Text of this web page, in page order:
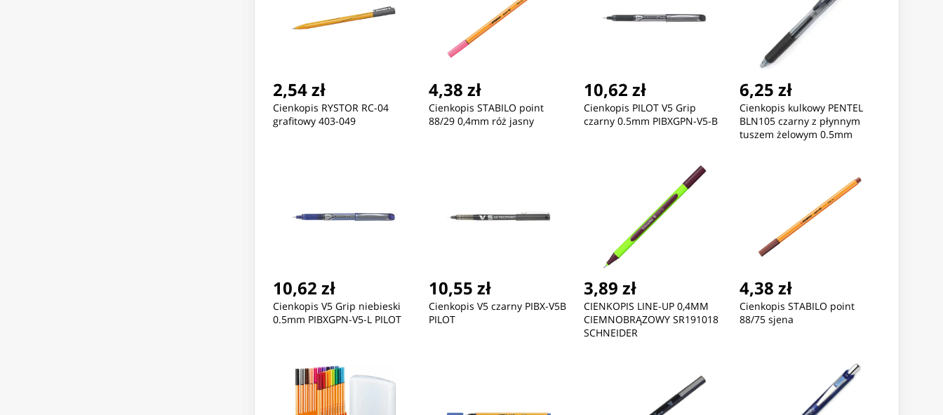
2,54 zł
Cienkopis RYSTOR RC-04
grafitowy 403-049
4,38 zł
Cienkopis STABILO point
88/29 0,4mm róż jasny
10,62 zł
Cienkopis PILOT V5 Grip
czarny 0.5mm PIBXGPN-V5-B
6,25 zł
Cienkopis kulkowy PENTEL
BLN105 czarny z płynnym
tuszem żelowym 0.5mm
10,62 zł
Cienkopis V5 Grip niebieski
0.5mm PIBXGPN-V5-L PILOT
10,55 zł
Cienkopis V5 czarny PIBX-V5B
PILOT
3,89 zł
CIENKOPIS LINE-UP 0,4MM
CIEMNOBRĄZOWY SR191018
SCHNEIDER
4,38 zł
Cienkopis STABILO point
88/75 sjena